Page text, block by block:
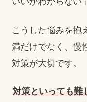
こうした悩みを抱
満だけでなく、慢
対策が大切です。
対策といっても難